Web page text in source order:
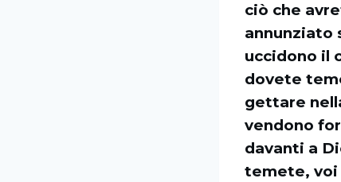
ciò che
annunziato
uccidono il
dovete
gettare
vendono
davanti a
temete, voi